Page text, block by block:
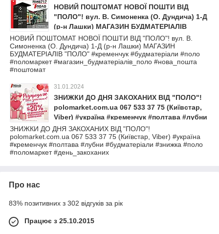
НОВИЙ ПОШТОМАТ НОВОЇ ПОШТИ ВІД
"ПОЛО"! вул. В. Симоненка (О. Дундича) 1-Д
(р-н Лашки) МАГАЗИН БУДМАТЕРІАЛІВ
"ПОЛО" #кременчук #будматеріали #поло
#поломаркет #магазин_будматеріалів_поло
#нова_пошта #поштомат
НОВИЙ ПОШТОМАТ НОВОЇ ПОШТИ ВІД "ПОЛО"! вул. В.
Симоненка (О. Дундича) 1-Д (р-н Лашки) МАГАЗИН
БУДМАТЕРІАЛІВ "ПОЛО" #кременчук #будматеріали #поло
#поломаркет #магазин_будматеріалів_поло #нова_пошта
#поштомат
31.01.2024
ЗНИЖКИ ДО ДНЯ ЗАКОХАНИХ ВІД "ПОЛО"!
polomarket.com.ua 067 533 37 75 (Київстар,
Viber) #україна #кременчук #полтава #лубни
#будматеріали #знижка #поло #поломаркет
#день_закоханих
ЗНИЖКИ ДО ДНЯ ЗАКОХАНИХ ВІД "ПОЛО"!
polomarket.com.ua 067 533 37 75 (Київстар, Viber) #україна
#кременчук #полтава #лубни #будматеріали #знижка #поло
#поломаркет #день_закоханих
Про нас
83% позитивних з 302 відгуків за рік
Працює з 25.10.2015